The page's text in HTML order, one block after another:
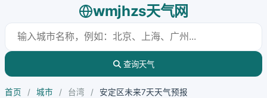
wmjhzs天气网
查询天气
首页 / 城市 / 台湾 / 安定区未来7天天气预报